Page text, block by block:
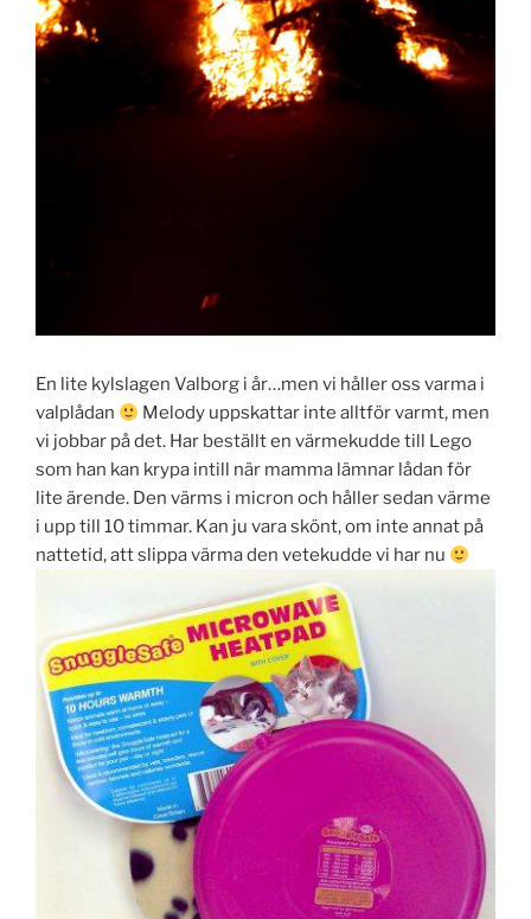
En lite kylslagen Valborg i år…men vi håller oss varma i
valplådan
Melody uppskattar inte alltför varmt, men
vi jobbar på det. Har beställt en värmekudde till Lego
som han kan krypa intill när mamma lämnar lådan för
lite ärende. Den värms i micron och håller sedan värme
i upp till 10 timmar. Kan ju vara skönt, om inte annat på
nattetid, att slippa värma den vetekudde vi har nu